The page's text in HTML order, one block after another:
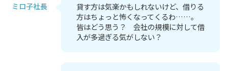
ミロ子社長
貸す方は気楽かもしれないけど、借りる
方はちょっと怖くなってくるわ……。
皆はどう思う？ 会社の規模に対して借
入が多過ぎる気がしない？